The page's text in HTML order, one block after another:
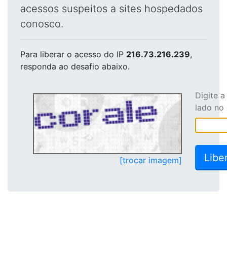
acessos suspeitos a sites hospedados
conosco.
Para liberar o acesso do IP 216.73.216.239,
responda ao desafio abaixo.
[trocar imagem]
Digite
lado no